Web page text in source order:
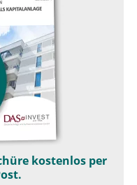
kostenlos per